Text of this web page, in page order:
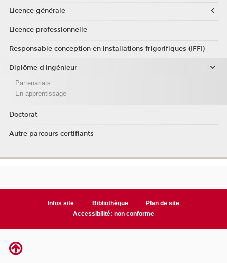
Licence générale
Licence professionnelle
Responsable conception en installations frigorifiques (IFFI)
Diplôme d'ingénieur
Partenariats
En apprentissage
Doctorat
Autre parcours certifiants
Infos site Bibliothèque
Plan de site
Accessibilité: non conforme